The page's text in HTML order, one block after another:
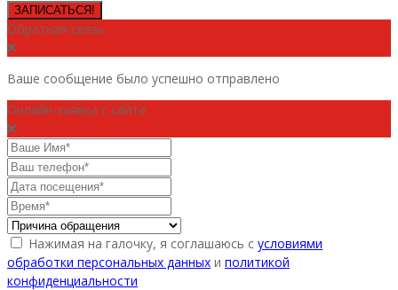
ЗАПИСАТЬСЯ!
Обратная связь
Ваше сообщение было успешно отправлено
Онлайн-заявка с сайта
Нажимая на галочку, я соглашаюсь с условиями
обработки персональных данных и политикой
конфиденциальности